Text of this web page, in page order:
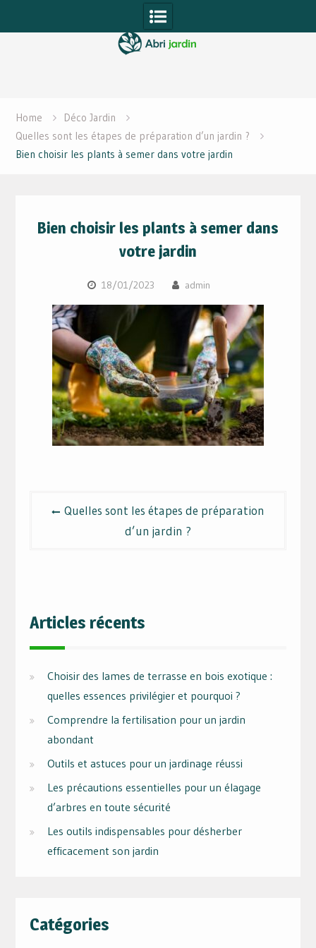
to
Home
Déco Jardin
Quelles sont les étapes de préparation d’un jardin ?
Bien choisir les plants à semer dans votre jardin
Bien choisir les plants à semer dans
votre jardin
18/01/2023 admin
Quelles sont les étapes de préparation
d’un jardin ?
Articles récents
Choisir des lames de terrasse en bois exotique :
quelles essences privilégier et pourquoi ?
Comprendre la fertilisation pour un jardin
abondant
Outils et astuces pour un jardinage réussi
Les précautions essentielles pour un élagage
d’arbres en toute sécurité
Les outils indispensables pour désherber
efficacement son jardin
Catégories